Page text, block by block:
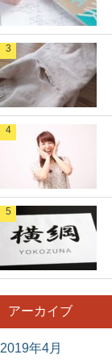
アーカイブ
2019年4月